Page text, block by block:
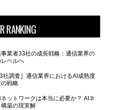
RANKING
業者33社の成長戦略：通信業界の
ベルへ
社調査］通信業界におけるAI成熟度
の戦略
ットワークは本当に必要か？ AIネ
築の現実解